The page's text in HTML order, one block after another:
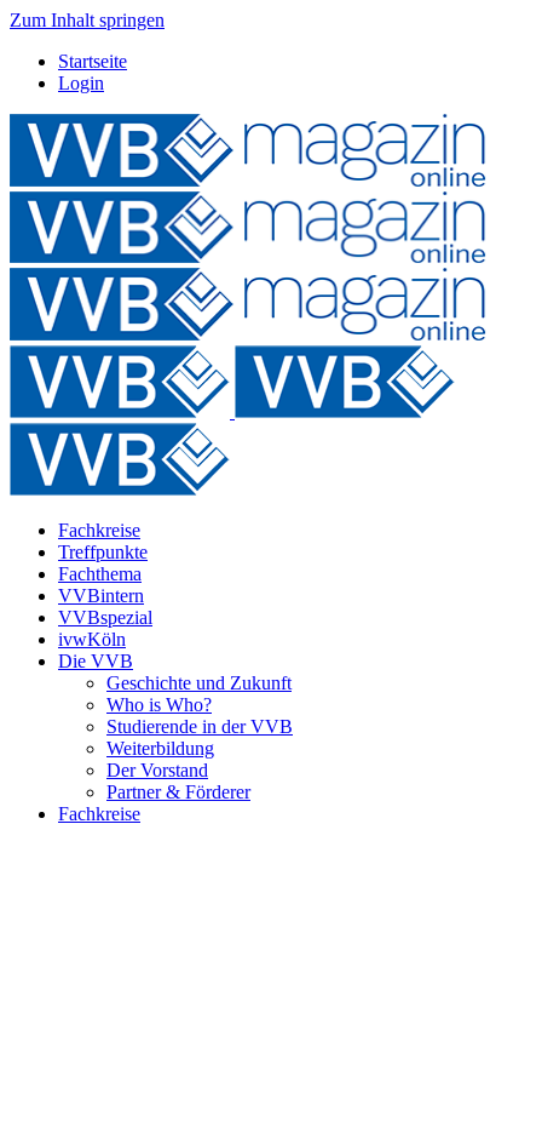
Zum Inhalt springen
Startseite
Login
Fachkreise
Treffpunkte
Fachthema
VVBintern
VVBspezial
ivwKöln
Die VVB
Geschichte und Zukunft
Who is Who?
Studierende in der VVB
Weiterbildung
Der Vorstand
Partner & Förderer
Fachkreise